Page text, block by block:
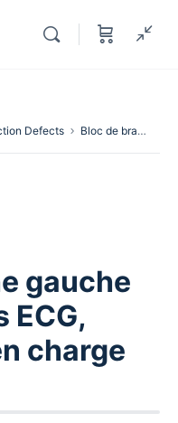
Defects Bloc de branche gauche (BBG) : Critères ECG, causes, prise en charge
gauche
ECG,
charge